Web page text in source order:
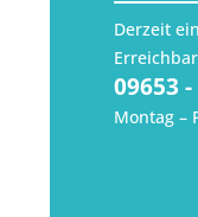
Derzeit
09653
Montag –